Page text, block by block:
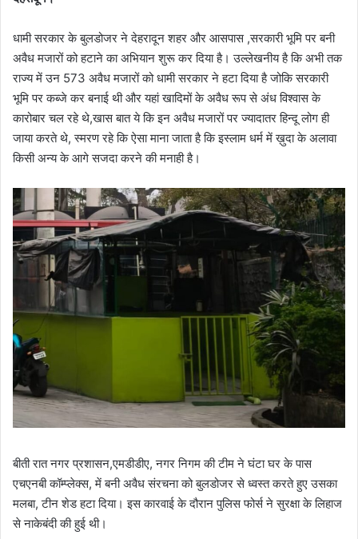
धामी सरकार के बुलडोजर ने देहरादून शहर और आसपास ,सरकारी भूमि पर बनी
अवैध मजारों को हटाने का अभियान शुरू कर दिया है। उल्लेखनीय है कि अभी तक
राज्य में उन 573 अवैध मजारों को धामी सरकार ने हटा दिया है जोकि सरकारी
भूमि पर कब्जे कर बनाई थी और यहां खादिमों के अवैध रूप से अंध विश्वास के
कारोबार चल रहे थे,खास बात ये कि इन अवैध मजारों पर ज्यादातर हिन्दू लोग ही
जाया करते थे, स्मरण रहे कि ऐसा माना जाता है कि इस्लाम धर्म में ख़ुदा के अलावा
किसी अन्य के आगे सजदा करने की मनाही है।
बीती रात नगर प्रशासन,एमडीडीए, नगर निगम की टीम ने घंटा घर के पास
एचएनबी कॉम्प्लेक्स, में बनी अवैध संरचना को बुलडोजर से ध्वस्त करते हुए उसका
मलबा, टीन शेड हटा दिया। इस कारवाई के दौरान पुलिस फोर्स ने सुरक्षा के लिहाज
से नाकेबंदी की हुई थी।